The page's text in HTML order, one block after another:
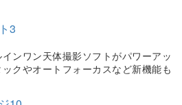
3
ンワン天体撮影ソフトがパワーアッ
クやオートフォーカスなど新機能も